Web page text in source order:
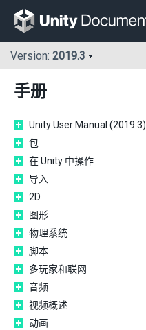
Version: 2019.3
手册
Unity User Manual (2019.3)
包
在 Unity 中操作
导入
2D
图形
物理系统
脚本
多玩家和联网
音频
视频概述
动画